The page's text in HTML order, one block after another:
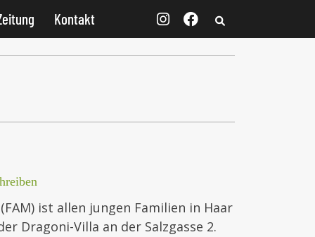
Kontakt
ist allen jungen Familien in Haar
Dragoni-Villa an der Salzgasse 2.